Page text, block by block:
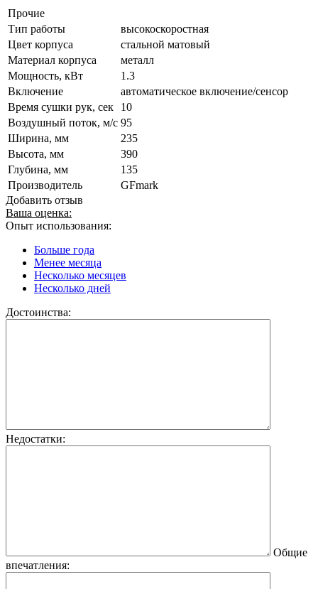
Прочие
Тип работы
высокоскоростная
Цвет корпуса
стальной матовый
Материал корпуса
металл
Мощность, кВт
1.3
Включение
автоматическое включение/сенсор
Время сушки рук, сек
10
Воздушный поток, м/с 95
Ширина, мм
235
Высота, мм
390
Глубина, мм
135
Производитель
GFmark
Добавить отзыв
Ваша оценка:
Опыт использования:
Больше года
Менее месяца
Несколько месяцев
Несколько дней
Достоинства:
Недостатки:
Общие
впечатления: